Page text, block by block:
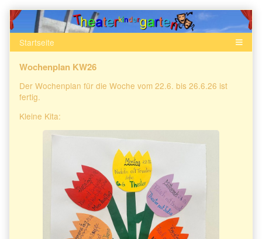
Skip
to
content
Wochenplan KW26
Der Wochenplan für die Woche vom 22.6. bis 26.6.26 ist
fertig.
Kleine Kita: